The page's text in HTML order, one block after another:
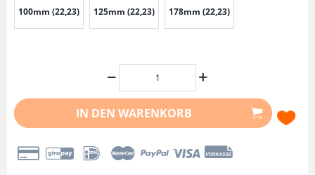
100mm (22,23) 125mm (22,23) 178mm (22,23)
IN DEN WARENKORB